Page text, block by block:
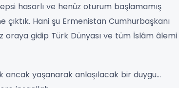
hasarlı ve henüz oturum başlamamış
çıktık. Hani şu Ermenistan Cumhurbaşkanı
oraya gidip Türk Dünyası ve tüm İslâm âlemi
yaşanarak anlaşılacak bir duygu...